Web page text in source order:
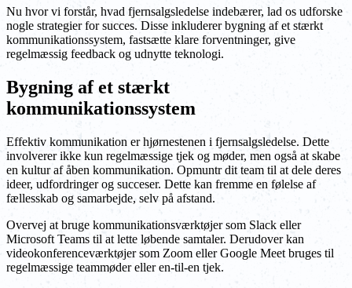
Nu hvor vi forstår, hvad fjernsalgsledelse indebærer, lad os udforske
nogle strategier for succes. Disse inkluderer bygning af et stærkt
kommunikationssystem, fastsætte klare forventninger, give
regelmæssig feedback og udnytte teknologi.
Bygning af et stærkt
kommunikationssystem
Effektiv kommunikation er hjørnestenen i fjernsalgsledelse. Dette
involverer ikke kun regelmæssige tjek og møder, men også at skabe
en kultur af åben kommunikation. Opmuntr dit team til at dele deres
ideer, udfordringer og succeser. Dette kan fremme en følelse af
fællesskab og samarbejde, selv på afstand.
Overvej at bruge kommunikationsværktøjer som Slack eller
Microsoft Teams til at lette løbende samtaler. Derudover kan
videokonferenceværktøjer som Zoom eller Google Meet bruges til
regelmæssige teammøder eller en-til-en tjek.